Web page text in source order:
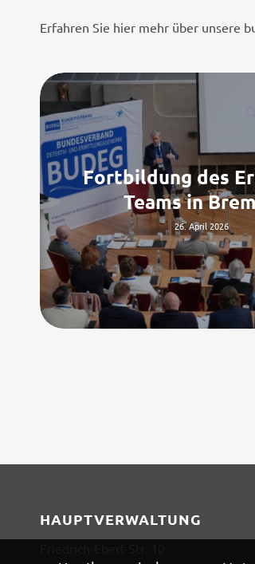
Erfahren Sie hier mehr über unsere
Fortbildung des
Teams in
26. April 2026
HAUPTVERWALTUNG